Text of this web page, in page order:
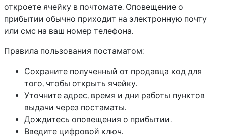
откроете ячейку в почтомате. Оповещение о
прибытии обычно приходит на электронную почту
или смс на ваш номер телефона.
Правила пользования постаматом:
Сохраните полученный от продавца код для
того, чтобы открыть ячейку.
Уточните адрес, время и дни работы пунктов
выдачи через постаматы.
Дождитесь оповещения о прибытии.
Введите цифровой ключ.